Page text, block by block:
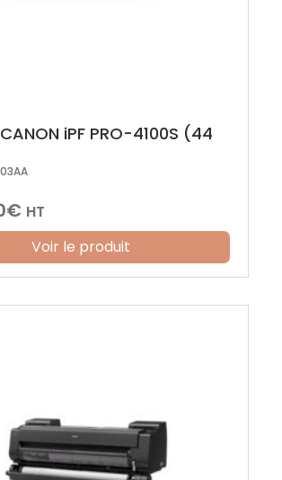
iPF PRO-4100S (44
€ HT
Voir le produit